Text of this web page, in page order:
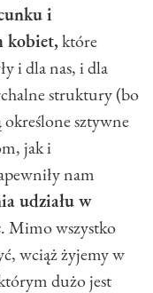
i
kobiet,które
i dla nas, i dla
struktury (bo
sztywne
jak i
nam
udziału w
. Mimo wszystko
wciąż żyjemy w
dużo jest